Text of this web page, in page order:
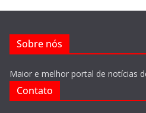
Sobre nós
Maior e melhor portal de notícias
Contato